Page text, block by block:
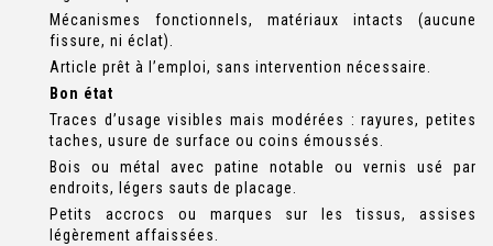
Mécanismes fonctionnels, matériaux intacts (aucune
fissure, ni éclat).
Article prêt à l’emploi, sans intervention nécessaire.
Bon état
Traces d’usage visibles mais modérées : rayures, petites
taches, usure de surface ou coins émoussés.
Bois ou métal avec patine notable ou vernis usé par
endroits, légers sauts de placage.
Petits accrocs ou marques sur les tissus, assises
légèrement affaissées.